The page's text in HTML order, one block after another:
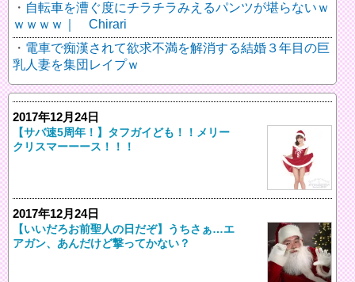
自転車を漕ぐ度にチラチラみえるパンツが堪らないｗ
ｗｗｗｗ｜ Chirari
電車で痴漢されて欲求不満を解消する結婚３年目の巨
乳人妻を集団レイプｗ
2017年12月24日
【サバ速5周年！】タフガイども！！メリー
クリスマーーース！！！
2017年12月24日
【いいだろお前聖人の日だぞ】うちさぁ…エ
アガン、あんだけど撃ってかない？